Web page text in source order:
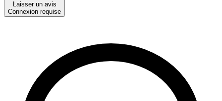
Laisser un avis
Connexion requise